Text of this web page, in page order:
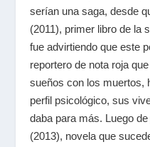
serían una saga, desde
(2011), primer libro de la
fue advirtiendo que este
reportero de nota roja
sueños con los muertos,
perfil psicológico, sus
daba para más. Luego
(2013), novela que